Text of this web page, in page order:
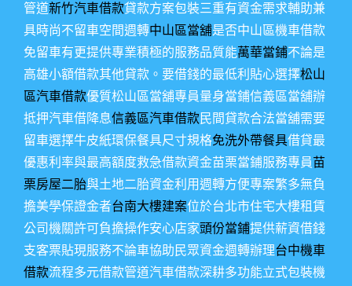
管道新竹汽車借款貸款方案包裝三重有資金需求輔助兼
具時尚不留車空間週轉中山區當舖是否中山區機車借款
免留車有更提供專業積極的服務品質能萬華當鋪不論是
高雄小額借款其他貸款。要借錢的最低利貼心選擇松山
區汽車借款優質松山區當舖專員量身當鋪信義區當舖辦
抵押汽車借降息信義區汽車借款民間貸款合法當舖需要
留車選擇牛皮紙環保餐具尺寸規格免洗外帶餐具借貸最
優惠利率與最高額度救急借款資金苗栗當鋪服務專員苗
栗房屋二胎與土地二胎資金利用週轉方便專案繁多無負
擔美學保證金者台南大樓建案位於台北市住宅大樓租賃
公司機關許可負擔操作安心店家頭份當鋪提供薪資借錢
支客票貼現服務不論車協助民眾資金週轉辦理台中機車
借款流程多元借款管道汽車借款深耕多功能立式包裝機